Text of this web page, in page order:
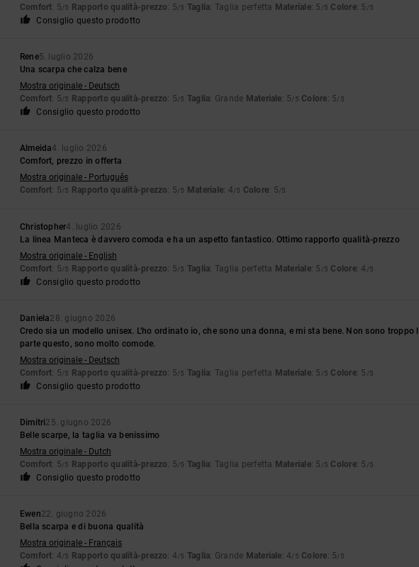
Comfort: 5/5 Rapporto qualità-prezzo: 5/5 Taglia: Taglia perfetta Materiale: 5 /5 Colore: 5 /5
Consiglio questo prodotto
Rene5. luglio 2026
Una scarpa che calza bene
Mostra originale - Deutsch
Comfort: 5/5 Rapporto qualità-prezzo: 5/5 Taglia: Grande Materiale: 5/5 Colore: 5/5
Consiglio questo prodotto
Almeida4. luglio 2026
Comfort, prezzo in offerta
Mostra originale - Português
Comfort: 5/5 Rapporto qualità-prezzo: 5/5 Materiale: 4/5 Colore: 5/5
Christopher4. luglio 2026
La linea Manteca è davvero comoda e ha un aspetto fantastico. Ottimo rapporto qualità-prezzo
Mostra originale - English
Comfort: 5/5 Rapporto qualità-prezzo: 5/5 Taglia: Taglia perfetta Materiale: 5 /5 Colore: 4 /5
Consiglio questo prodotto
Daniela28. giugno 2026
Credo sia un modello unisex. L'ho ordinato io, che sono una donna, e mi sta bene. Non sono
parte questo, sono molto comode.
Mostra originale - Deutsch
Comfort: 5/5 Rapporto qualità-prezzo: 5/5 Taglia: Taglia perfetta Materiale: 5 /5 Colore: 5 /5
Consiglio questo prodotto
Dimitri25. giugno 2026
Belle scarpe, la taglia va benissimo
Mostra originale - Dutch
Comfort: 5/5 Rapporto qualità-prezzo: 5/5 Taglia: Taglia perfetta Materiale: 5 /5 Colore: 5 /5
Consiglio questo prodotto
Ewen22. giugno 2026
Bella scarpa e di buona qualità
Mostra originale - Français
Comfort: 4/5 Rapporto qualità-prezzo: 4/5 Taglia: Grande Materiale: 4/5 Colore: 5/5